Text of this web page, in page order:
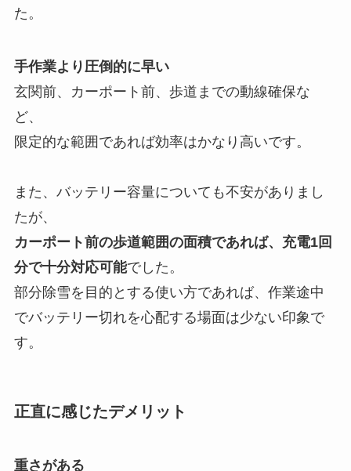
た。
手作業より圧倒的に早い
玄関前、カーポート前、歩道までの動線確保な
ど、
限定的な範囲であれば効率はかなり高いです。
また、バッテリー容量についても不安がありまし
たが、
カーポート前の歩道範囲の面積であれば、充電1回
分で十分対応可能でした。
部分除雪を目的とする使い方であれば、作業途中
でバッテリー切れを心配する場面は少ない印象で
す。
正直に感じたデメリット
重さがある